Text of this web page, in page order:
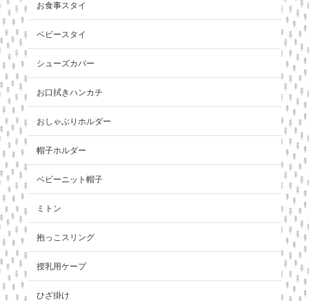
お食事スタイ
ベビースタイ
シューズカバー
お口拭きハンカチ
おしゃぶりホルダー
帽子ホルダー
ベビーニット帽子
ミトン
抱っこスリング
授乳用ケープ
ひざ掛け